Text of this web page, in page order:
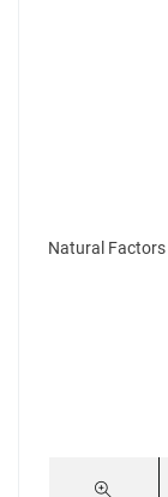
Natural Factors